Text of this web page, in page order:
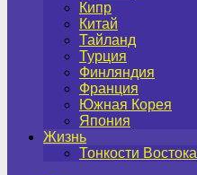
Кипр
Китай
Тайланд
Турция
Финляндия
Франция
Южная Корея
Япония
Жизнь
Тонкости Востока